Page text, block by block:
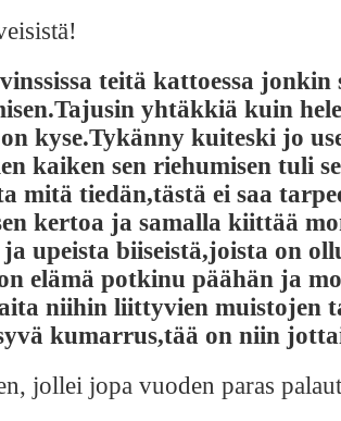
teitä kattoessa jonkin
yhtäkkiä kuin
kyse.Tykänny kuiteski jo
kaiken sen riehumisen tuli
mitä tiedän,tästä ei saa
kertoa ja samalla kiittää
upeista biiseistä,joista on
elämä potkinu päähän ja
niihin liittyvien muistojen
kumarrus,tää on niin
jollei jopa vuoden paras